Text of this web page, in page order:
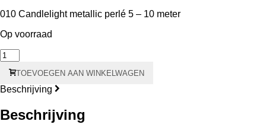
010 Candlelight metallic perlé 5 – 10 meter
Op voorraad
010
Copp./Lave./Silv.
Candlelight
aantal
TOEVOEGEN AAN WINKELWAGEN
Beschrijving
Beschrijving